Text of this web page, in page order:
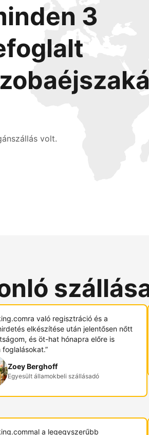
3
volt.
való regisztráció és a
elkészítése után jelentősen nőtt
és öt-hat hónapra előre is
Zoey Berghoff
Egyesült államokbeli szállásadó
a legegyszerűbb